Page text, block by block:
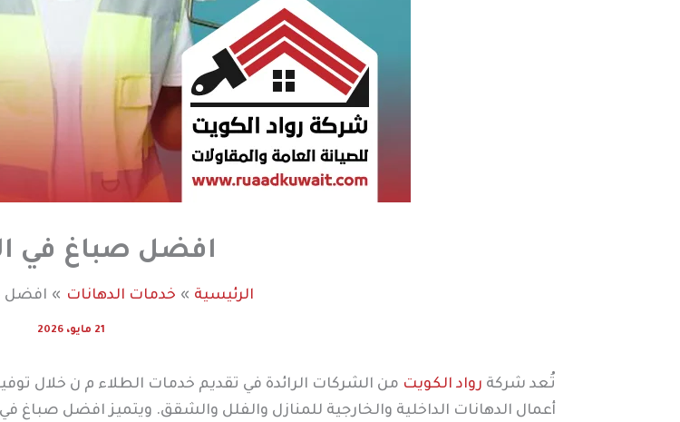
افضل صباغ في
الرئيسية خدمات الدهانات افضل
21 مايو، 2026
تُعد شركة رواد الكويت من الشركات الرائدة في تقديم خدمات الطلاء م ن خلال
أعمال الدهانات الداخلية والخارجية للمنازل والفلل والشقق. ويتميز افضل صباغ